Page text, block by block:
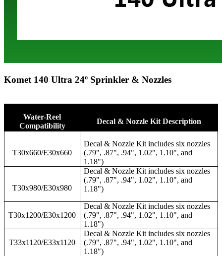
Komet 140 Ultra 24º Sprinkler & Nozzles
Water-Reel
Compatibility
Decal & Nozzle Kit Description
T30x660/E30x660
Decal & Nozzle Kit includes six nozzles
(.79", .87", .94", 1.02", 1.10", and
1.18")
T30x980/E30x980
Decal & Nozzle Kit includes six nozzles
(.79", .87", .94", 1.02", 1.10", and
1.18")
T30x1200/E30x1200
Decal & Nozzle Kit includes six nozzles
(.79", .87", .94", 1.02", 1.10", and
1.18")
T33x1120/E33x1120
Decal & Nozzle Kit includes six nozzles
(.79", .87", .94", 1.02", 1.10", and
1.18")